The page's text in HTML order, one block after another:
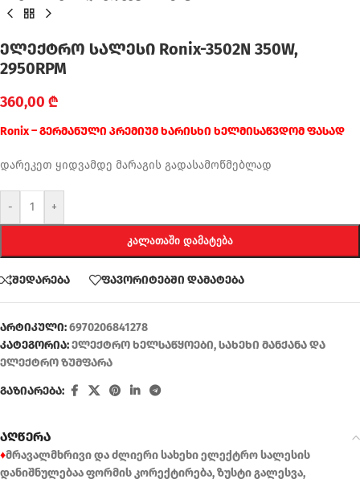
ელექტრო სალესი Ronix-3502N 350W,
2950RPM
360,00 ₾
Ronix – გერმანული პრემიუმ ხარისხი ხელმისაწვდომ ფასად
დარეკეთ ყიდვამდე მარაგის გადასამოწმებლად
- +
ᲙᲐᲚᲐᲗᲐᲨᲘ ᲓᲐᲛᲐᲢᲔᲑᲐ
შედარება ფავორიტებში დამატება
არტიკული:6970206841278
კატეგორია:ელექტრო ხელსაწყოები,სახეხი მანქანა და
ელექტრო ზუმფარა
გაზიარება:
აღწერა
♦მრავალმხრივი და ძლიერი სახეხი ელექტრო სალესის
დანიშნულებაა ფორმის კორექტირება, ზუსტი გალესვა,